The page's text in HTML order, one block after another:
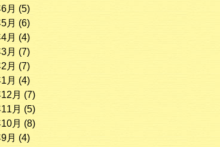
月 (5)
月 (6)
月 (4)
月 (7)
月 (7)
月 (4)
月 (7)
月 (5)
月 (8)
月 (4)